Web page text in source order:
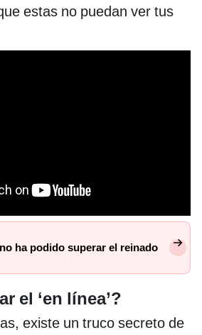
estas no puedan ver tus
ha podido superar el reinado
el ‘en línea’?
existe un truco secreto de